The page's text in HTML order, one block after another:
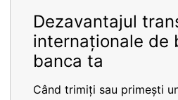
Dezavantajul
internaționale de
banca ta
Când trimiți sau primești